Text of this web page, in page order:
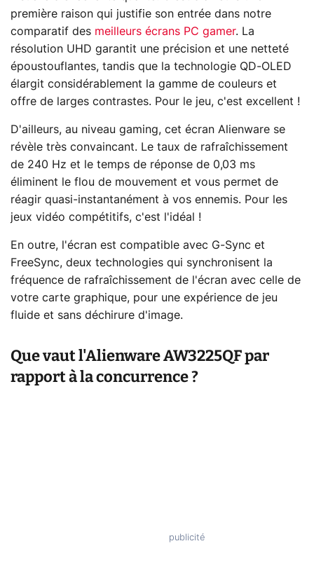
première raison qui justifie son entrée dans notre
comparatif des meilleurs écrans PC gamer. La
résolution UHD garantit une précision et une netteté
époustouflantes, tandis que la technologie QD-OLED
élargit considérablement la gamme de couleurs et
offre de larges contrastes. Pour le jeu, c'est excellent !
D'ailleurs, au niveau gaming, cet écran Alienware se
révèle très convaincant. Le taux de rafraîchissement
de 240 Hz et le temps de réponse de 0,03 ms
éliminent le flou de mouvement et vous permet de
réagir quasi-instantanément à vos ennemis. Pour les
jeux vidéo compétitifs, c'est l'idéal !
En outre, l'écran est compatible avec G-Sync et
FreeSync, deux technologies qui synchronisent la
fréquence de rafraîchissement de l'écran avec celle de
votre carte graphique, pour une expérience de jeu
fluide et sans déchirure d'image.
Que vaut l'Alienware AW3225QF par
rapport à la concurrence ?